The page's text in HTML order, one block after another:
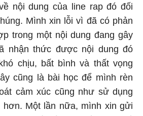
nội dung của line rap đó đối
Mình xin lỗi vì đã có phản
trong một nội dung đang gây
nhận thức được nội dung đó
chịu, bất bình và thất vọng
cũng là bài học để mình rèn
cảm xúc cũng như sử dụng
hơn. Một lần nữa, mình xin gửi